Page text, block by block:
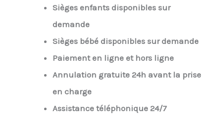
Sièges enfants disponibles sur
demande
Sièges bébé disponibles sur demande
Paiement en ligne et hors ligne
Annulation gratuite 24h avant la prise
en charge
Assistance téléphonique 24/7